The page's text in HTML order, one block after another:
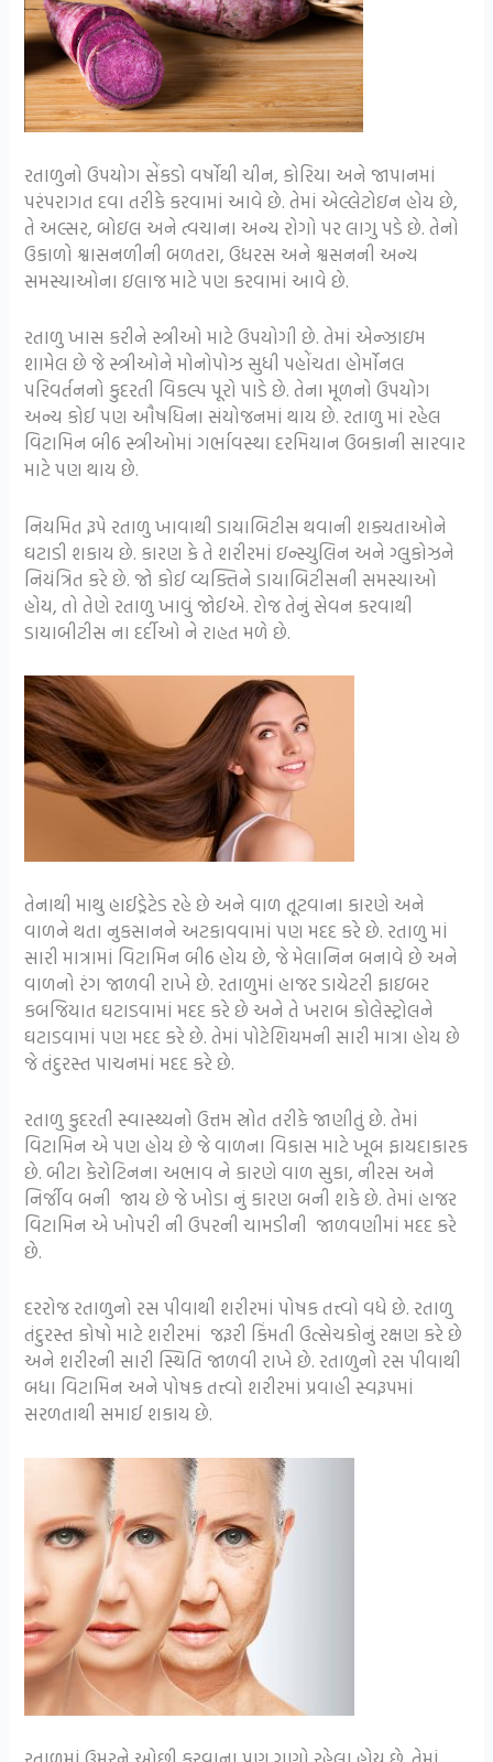
રતાળુનો ઉપયોગ સેંકડો વર્ષોથી ચીન, કોરિયા અને જાપાનમાં
પરંપરાગત દવા તરીકે કરવામાં આવે છે. તેમાં એલ્લેટોઇન હોય છે,
તે અલ્સર, બોઇલ અને ત્વચાના અન્ય રોગો પર લાગુ પડે છે. તેનો
ઉકાળો શ્વાસનળીની બળતરા, ઉધરસ અને શ્વસનની અન્ય
સમસ્યાઓના ઇલાજ માટે પણ કરવામાં આવે છે.
રતાળુ ખાસ કરીને સ્ત્રીઓ માટે ઉપયોગી છે. તેમાં એન્ઝાઇમ
શામેલ છે જે સ્ત્રીઓને મોનોપોઝ સુધી પહોંચતા હોર્મોનલ
પરિવર્તનનો કુદરતી વિકલ્પ પૂરો પાડે છે. તેના મૂળનો ઉપયોગ
અન્ય કોઈ પણ ઔષધિના સંયોજનમાં થાય છે. રતાળુ માં રહેલ
વિટામિન બી6 સ્ત્રીઓમાં ગર્ભાવસ્થા દરમિયાન ઉબકાની સારવાર
માટે પણ થાય છે.
નિયમિત રૂપે રતાળુ ખાવાથી ડાયાબિટીસ થવાની શક્યતાઓને
ઘટાડી શકાય છે. કારણ કે તે શરીરમાં ઇન્સ્યુલિન અને ગ્લુકોઝને
નિયંત્રિત કરે છે. જો કોઈ વ્યક્તિને ડાયાબિટીસની સમસ્યાઓ
હોય, તો તેણે રતાળુ ખાવું જોઈએ. રોજ તેનું સેવન કરવાથી
ડાયાબીટીસ ના દર્દીઓ ને રાહત મળે છે.
તેનાથી માથુ હાઈડ્રેટેડ રહે છે અને વાળ તૂટવાના કારણે અને
વાળને થતા નુકસાનને અટકાવવામાં પણ મદદ કરે છે. રતાળુ માં
સારી માત્રામાં વિટામિન બી6 હોય છે, જે મેલાનિન બનાવે છે અને
વાળનો રંગ જાળવી રાખે છે. રતાળુમાં હાજર ડાયેટરી ફાઇબર
કબજિયાત ઘટાડવામાં મદદ કરે છે અને તે ખરાબ કોલેસ્ટ્રોલને
ઘટાડવામાં પણ મદદ કરે છે. તેમાં પોટેશિયમની સારી માત્રા હોય છે
જે તંદુરસ્ત પાચનમાં મદદ કરે છે.
રતાળુ કુદરતી સ્વાસ્થ્યનો ઉત્તમ સ્રોત તરીકે જાણીતું છે. તેમાં
વિટામિન એ પણ હોય છે જે વાળના વિકાસ માટે ખૂબ ફાયદાકારક
છે. બીટા કેરોટિનના અભાવ ને કારણે વાળ સુકા, નીરસ અને
નિર્જીવ બની જાય છે જે ખોડા નું કારણ બની શકે છે. તેમાં હાજર
વિટામિન એ ખોપરી ની ઉપરની ચામડીની જાળવણીમાં મદદ કરે
છે.
દરરોજ રતાળુનો રસ પીવાથી શરીરમાં પોષક તત્ત્વો વધે છે. રતાળુ
તંદુરસ્ત કોષો માટે શરીરમાં જરૂરી કિંમતી ઉત્સેચકોનું રક્ષણ કરે છે
અને શરીરની સારી સ્થિતિ જાળવી રાખે છે. રતાળુનો રસ પીવાથી
બધા વિટામિન અને પોષક તત્ત્વો શરીરમાં પ્રવાહી સ્વરૂપમાં
સરળતાથી સમાઈ શકાય છે.